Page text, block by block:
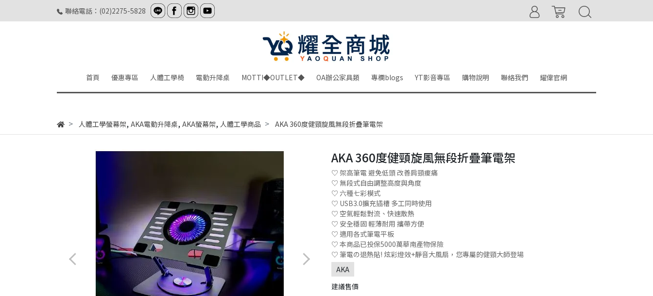
聯絡電話：(02)2275-5828
首頁 優惠專區 人體工學椅 電動升降桌 MOTTI◆OUTLET◆ OA辦公家具類 專欄blogs YT影音專區 購物說明 聯絡我們 耀偉官網
人體工學螢幕架, AKA電動升降桌, AKA螢幕架, 人體工學商品 AKA 360度健頸旋風無段折疊筆電架
AKA 360度健頸旋風無段折疊筆電架
♡ 架高筆電 避免低頭 改善肩頸痠痛
♡ 無段式自由調整高度與角度
♡ 六種七彩模式
♡ USB3.0擴充插槽 多工同時使用
♡ 空氣輕鬆對流、快速散熱
♡ 安全穩固 輕薄耐用 攜帶方便
♡ 適用各式筆電平板
♡ 本商品已投保5000萬華南產物保險
♡ 筆電の退熱貼! 炫彩燈效+靜音大風扇，您專屬的健頸大師登場
AKA
建議售價